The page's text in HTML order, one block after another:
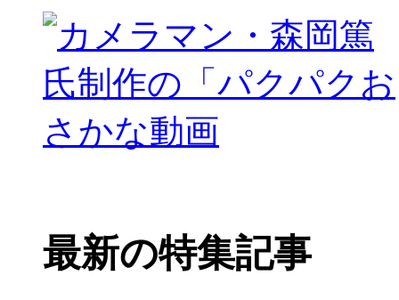
最新の特集記事